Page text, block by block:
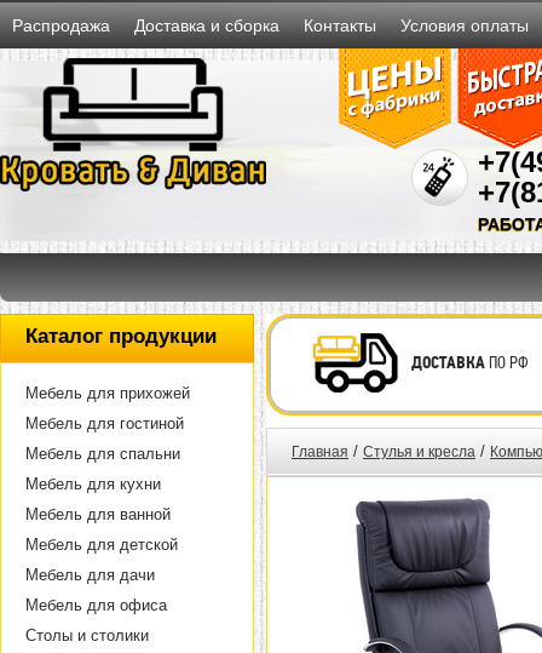
Распродажа Доставка и сборка Контакты Условия оплаты
Каталог продукции
Мебель для прихожей
Мебель для гостиной
Мебель для спальни
Мебель для кухни
Мебель для ванной
Мебель для детской
Мебель для дачи
Мебель для офиса
Столы и столики
ДОСТАВКАПО РФ
Главная / Стулья и кресла /